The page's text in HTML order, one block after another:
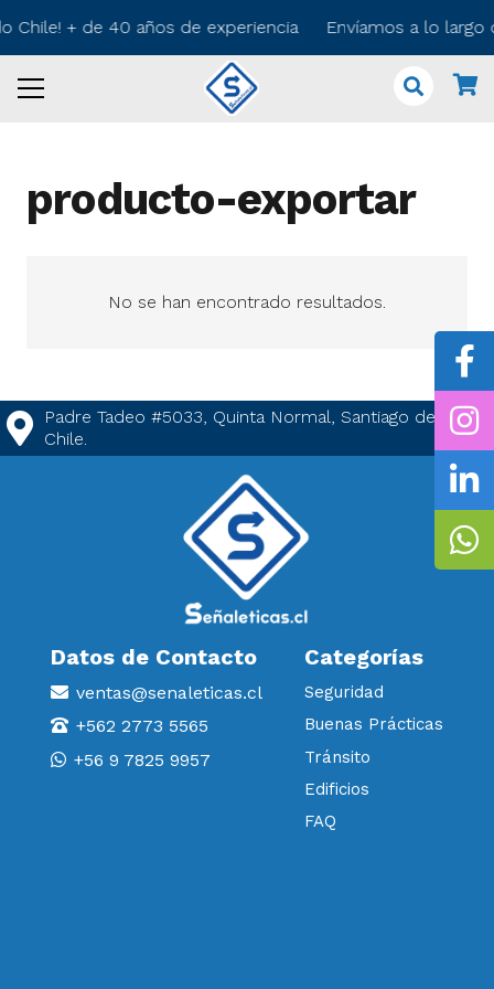
Chile! + de 40 años de experiencia Envíamos a lo
producto-exportar
No se han encontrado resultados.
Padre Tadeo #5033, Quinta Normal, Santiago de
Chile.
Datos de Contacto
ventas@senaleticas.cl
+562 2773 5565
+56 9 7825 9957
Categorías
Seguridad
Buenas Prácticas
Tránsito
Edificios
FAQ